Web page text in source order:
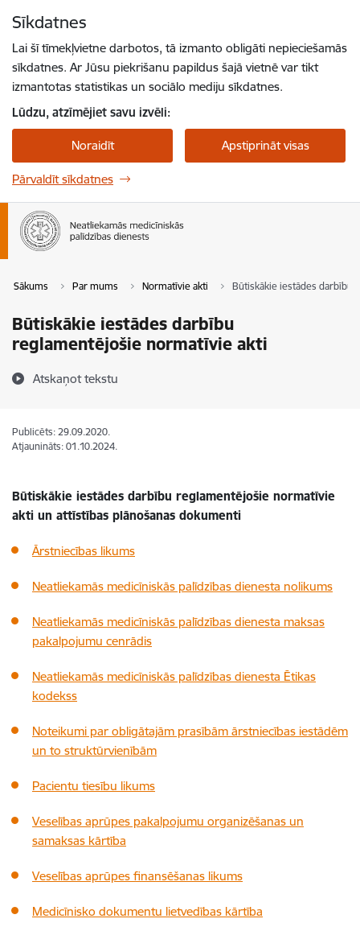
Sīkdatnes
Lai šī tīmekļvietne darbotos, tā izmanto obligāti nepieciešamās
sīkdatnes. Ar Jūsu piekrišanu papildus šajā vietnē var tikt
izmantotas statistikas un sociālo mediju sīkdatnes.
Lūdzu, atzīmējiet savu izvēli:
Noraidīt Apstiprināt visas
Pārvaldīt sīkdatnes
Sākums Par mums Normatīvie akti Būtiskākie iestādes darbību
Būtiskākie iestādes darbību
reglamentējošie normatīvie akti
Atskaņot tekstu
Publicēts: 29.09.2020.
Atjaunināts: 01.10.2024.
Būtiskākie iestādes darbību reglamentējošie normatīvie
akti un attīstības plānošanas dokumenti
Ārstniecības likums
Neatliekamās medicīniskās palīdzības dienesta nolikums
Neatliekamās medicīniskās palīdzības dienesta maksas
pakalpojumu cenrādis
Neatliekamās medicīniskās palīdzības dienesta Ētikas
kodekss
Noteikumi par obligātajām prasībām ārstniecības iestādēm
un to struktūrvienībām
Pacientu tiesību likums
Veselības aprūpes pakalpojumu organizēšanas un
samaksas kārtība
Veselības aprūpes finansēšanas likums
Medicīnisko dokumentu lietvedības kārtība